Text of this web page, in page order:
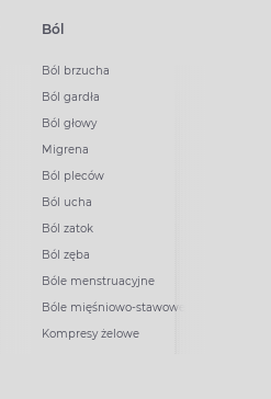
Ból
Ból brzucha
Ból gardła
Ból głowy
Migrena
Ból pleców
Ból ucha
Ból zatok
Ból zęba
Bóle menstruacyjne
Bóle mięśniowo-stawowe
Kompresy żelowe